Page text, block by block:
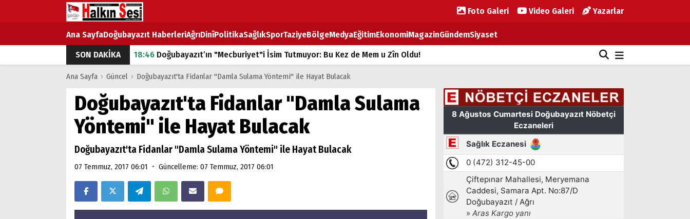
Foto Galeri Video Galeri Yazarlar
Ana SayfaDoğubayazıt HaberleriAğrıDinîPolitikaSağlıkSporTaziyeBölgeMedyaEğitimEkonomiMagazinGündemSiyaset
SON DAKİKA
18:46 Doğubayazıt’ın "Mecburiyet"i İsim Tutmuyor: Bu Kez de Mem u Zîn Oldu!
07:53Doğubayazıt’ta Ekmek Fiyatlarına Zam
Doğubayazıt'ta çocukların sırtındaki ağır yük
07:00DEVLET ve HÜKÜMET
18:29
ÇARŞI CADDESİ YAZ BOZ TAHTASI
Ana Sayfa › Güncel › Doğubayazıt'ta Fidanlar "Damla Sulama Yöntemi" ile Hayat Bulacak
Doğubayazıt'ta Fidanlar "Damla Sulama
Yöntemi" ile Hayat Bulacak
Doğubayazıt'ta Fidanlar "Damla Sulama Yöntemi" ile Hayat Bulacak
07 Temmuz, 2017 06:01 • Güncelleme: 07 Temmuz, 2017 06:01